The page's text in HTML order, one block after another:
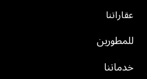
عقاراتنا
للمطورين
خدماتنا